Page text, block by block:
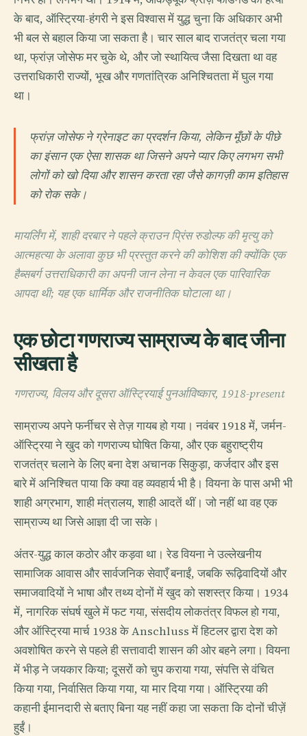
के बाद, ऑस्ट्रिया-हंगरी ने इस विश्वास में युद्ध चुना कि अधिकार अभी
भी बल से बहाल किया जा सकता है। चार साल बाद राजतंत्र चला गया
था, फ्रांज़ जोसेफ मर चुके थे, और जो स्थायित्व जैसा दिखता था वह
उत्तराधिकारी राज्यों, भूख और गणतांत्रिक अनिश्चितता में घुल गया
था।
फ्रांज़ जोसेफ ने ग्रेनाइट का प्रदर्शन किया, लेकिन मूँछों के पीछे
का इंसान एक ऐसा शासक था जिसने अपने प्यार किए लगभग सभी
लोगों को खो दिया और शासन करता रहा जैसे कागज़ी काम इतिहास
को रोक सके।
मायर्लिंग में, शाही दरबार ने पहले क्राउन प्रिंस रुडोल्फ की मृत्यु को
आत्महत्या के अलावा कुछ भी प्रस्तुत करने की कोशिश की क्योंकि एक
हैब्सबर्ग उत्तराधिकारी का अपनी जान लेना न केवल एक पारिवारिक
आपदा थी; यह एक धार्मिक और राजनीतिक घोटाला था।
एक छोटा गणराज्य साम्राज्य के बाद जीना
सीखता है
गणराज्य, विलय और दूसरा ऑस्ट्रियाई पुनर्आविष्कार, 1918-present
साम्राज्य अपने फर्नीचर से तेज़ गायब हो गया। नवंबर 1918 में, जर्मन-
ऑस्ट्रिया ने खुद को गणराज्य घोषित किया, और एक बहुराष्ट्रीय
राजतंत्र चलाने के लिए बना देश अचानक सिकुड़ा, कर्जदार और इस
बारे में अनिश्चित पाया कि क्या वह व्यवहार्य भी है। वियना के पास अभी भी
शाही अग्रभाग, शाही मंत्रालय, शाही आदतें थीं। जो नहीं था वह एक
साम्राज्य था जिसे आज्ञा दी जा सके।
अंतर-युद्ध काल कठोर और कड़वा था। रेड वियना ने उल्लेखनीय
सामाजिक आवास और सार्वजनिक सेवाएँ बनाईं, जबकि रूढ़िवादियों और
समाजवादियों ने भाषा और तथ्य दोनों में खुद को सशस्त्र किया। 1934
में, नागरिक संघर्ष खुले में फट गया, संसदीय लोकतंत्र विफल हो गया,
और ऑस्ट्रिया मार्च 1938 के Anschluss में हिटलर द्वारा देश को
अवशोषित करने से पहले ही सत्तावादी शासन की ओर बहने लगा। वियना
में भीड़ ने जयकार किया; दूसरों को चुप कराया गया, संपत्ति से वंचित
किया गया, निर्वासित किया गया, या मार दिया गया। ऑस्ट्रिया की
कहानी ईमानदारी से बताए बिना यह नहीं कहा जा सकता कि दोनों चीज़ें
हुईं।